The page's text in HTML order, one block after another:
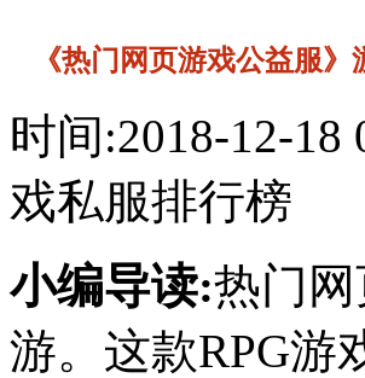
《热门网页游戏公益服
时间:2018-12-18
戏私服排行榜
小编导读:热门
游。这款RPG游